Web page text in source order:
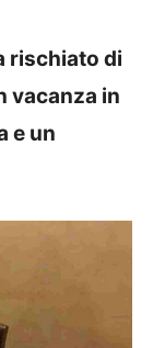
rischiato di
vacanza in
e un